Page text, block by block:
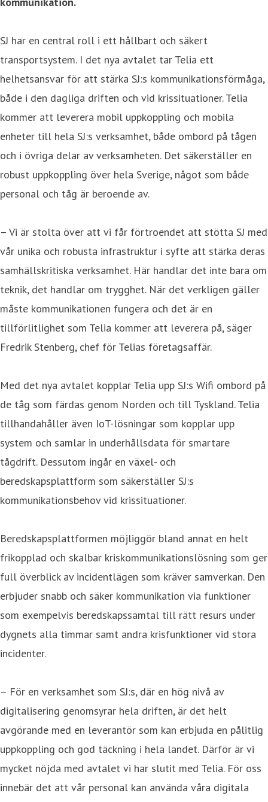
SJ har en central roll i ett hållbart och säkert
transportsystem. I det nya avtalet tar Telia ett
helhetsansvar för att stärka SJ:s kommunikationsförmåga,
både i den dagliga driften och vid krissituationer. Telia
kommer att leverera mobil uppkoppling och mobila
enheter till hela SJ:s verksamhet, både ombord på tågen
och i övriga delar av verksamheten. Det säkerställer en
robust uppkoppling över hela Sverige, något som både
personal och tåg är beroende av.
– Vi är stolta över att vi får förtroendet att stötta SJ med
vår unika och robusta infrastruktur i syfte att stärka deras
samhällskritiska verksamhet. Här handlar det inte bara om
teknik, det handlar om trygghet. När det verkligen gäller
måste kommunikationen fungera och det är en
tillförlitlighet som Telia kommer att leverera på, säger
Fredrik Stenberg, chef för Telias företagsaffär.
Med det nya avtalet kopplar Telia upp SJ:s Wifi ombord på
de tåg som färdas genom Norden och till Tyskland. Telia
tillhandahåller även IoT-lösningar som kopplar upp
system och samlar in underhållsdata för smartare
tågdrift. Dessutom ingår en växel- och
beredskapsplattform som säkerställer SJ:s
kommunikationsbehov vid krissituationer.
Beredskapsplattformen möjliggör bland annat en helt
frikopplad och skalbar kriskommunikationslösning som ger
full överblick av incidentlägen som kräver samverkan. Den
erbjuder snabb och säker kommunikation via funktioner
som exempelvis beredskapssamtal till rätt resurs under
dygnets alla timmar samt andra krisfunktioner vid stora
incidenter.
– För en verksamhet som SJ:s, där en hög nivå av
digitalisering genomsyrar hela driften, är det helt
avgörande med en leverantör som kan erbjuda en pålitlig
uppkoppling och god täckning i hela landet. Därför är vi
mycket nöjda med avtalet vi har slutit med Telia. För oss
innebär det att vår personal kan använda våra digitala